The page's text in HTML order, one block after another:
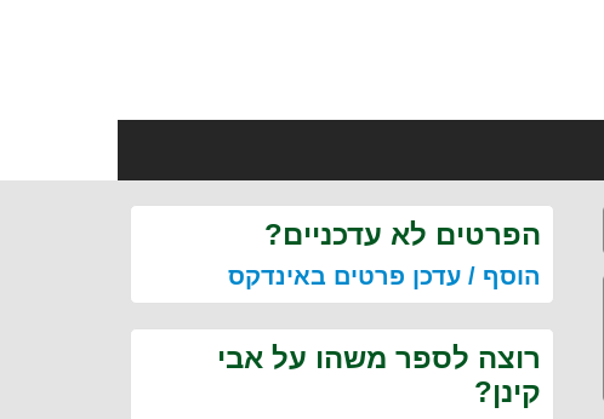
הפרטים לא עדכניים?
הוסף / עדכן פרטים באינדקס
רוצה לספר משהו על אבי
קינן?